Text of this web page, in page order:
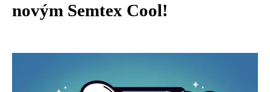
novým Semtex Cool!